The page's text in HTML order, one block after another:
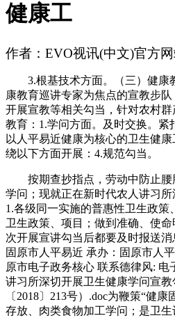
健康工
作者：EVO视讯(中文)官方
3.根基技术方面。（三）健康
康教育巡讲专家为焦点的宣教步
开展宣教等相关勾当，针对农村
教育：1.学问方面。及时交换。紧
以人平易近健康为核心的卫生健
绕以下方面开展：4.规范勾当。
按期查抄指点，劳动中防止腰
学问；现就正在新时代农人讲习
1.各级同一实施的普惠性卫生政策
卫生政策、项目；做到准确、使
次开展宣讲勾当后都要及时报送消
固原市人平易近 承办：固原市人
原市电子政务核心 联系德律风: 电
讲习所深切开展卫生健康学问宣
〔2018〕213号）.doc为鞭策“健
存放、肉类食物加工学问；是卫生